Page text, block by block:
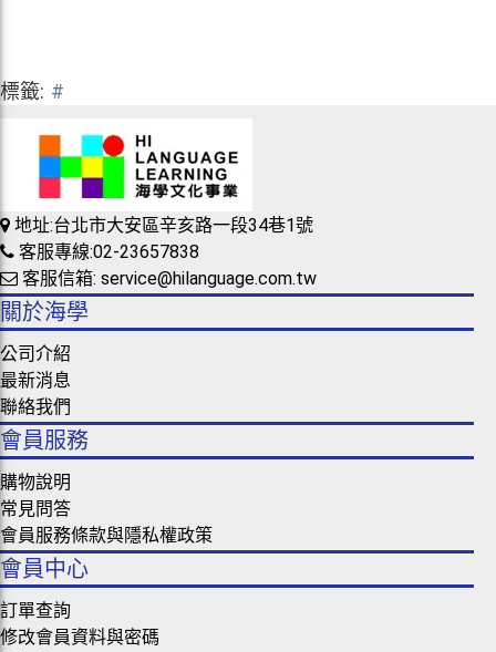
標籤: #
地址:台北市大安區辛亥路一段34巷1號
客服專線:02-23657838
客服信箱: service@hilanguage.com.tw
關於海學
公司介紹
最新消息
聯絡我們
會員服務
購物說明
常見問答
會員服務條款與隱私權政策
會員中心
訂單查詢
修改會員資料與密碼